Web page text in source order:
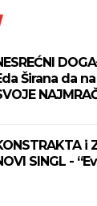
Širana da
i
SINGL -